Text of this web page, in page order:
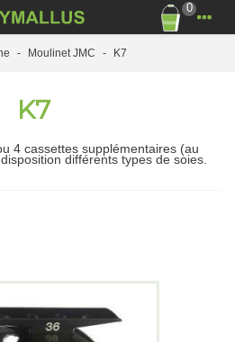
0
- Moulinet JMC - K7
K7
4 cassettes supplémentaires (au
différents types de soies.